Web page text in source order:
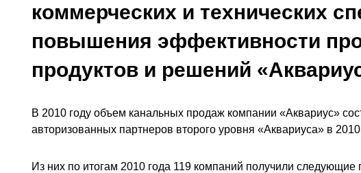
коммерческих и технических
повышения эффективности
продуктов и решений
В 2010 году объем канальных продаж компании «Аквариус»
авторизованных партнеров второго уровня «Аквариуса» в
Из них по итогам 2010 года 119 компаний получили следующие